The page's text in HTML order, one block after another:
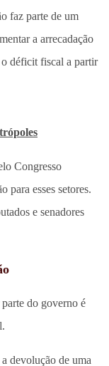
faz parte de um
a arrecadação
déficit fiscal a partir
Congresso
para esses setores.
e senadores
do governo é
devolução de uma